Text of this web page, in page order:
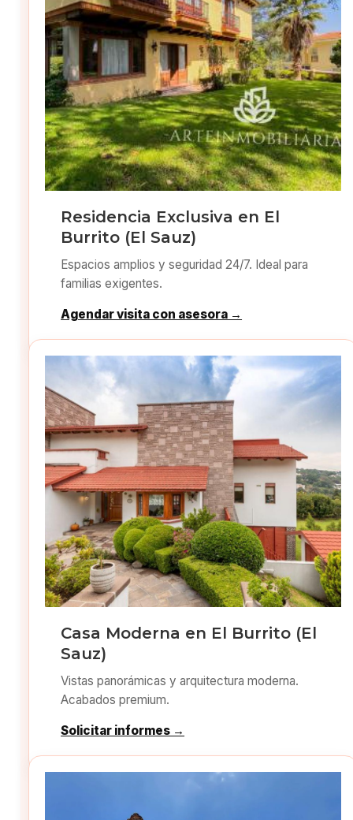
Residencia Exclusiva en El
Burrito (El Sauz)
Espacios amplios y seguridad 24/7. Ideal para
familias exigentes.
Agendar visita con asesora →
Casa Moderna en El Burrito (El
Sauz)
Vistas panorámicas y arquitectura moderna.
Acabados premium.
Solicitar informes →